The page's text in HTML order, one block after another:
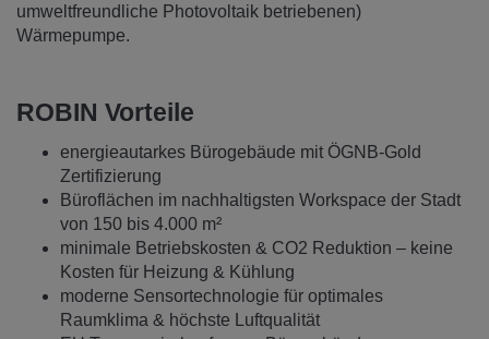
umweltfreundliche Photovoltaik betriebenen)
Wärmepumpe.
ROBIN Vorteile
energieautarkes Bürogebäude mit ÖGNB-Gold
Zertifizierung
Büroflächen im nachhaltigsten Workspace der Stadt
von 150 bis 4.000 m²
minimale Betriebskosten & CO2 Reduktion – keine
Kosten für Heizung & Kühlung
moderne Sensortechnologie für optimales
Raumklima & höchste Luftqualität